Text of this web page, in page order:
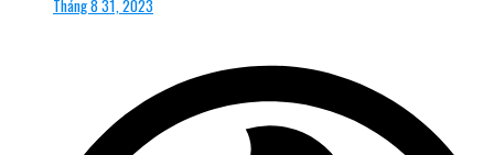
Tháng 8 31, 2023